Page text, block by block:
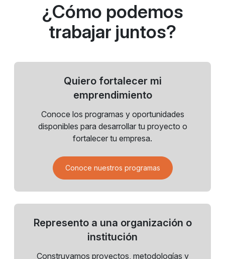
¿Cómo podemos
trabajar juntos?
Quiero fortalecer mi
emprendimiento
Conoce los programas y oportunidades
disponibles para desarrollar tu proyecto o
fortalecer tu empresa.
Conoce nuestros programas
Represento a una organización o
institución
Construyamos proyectos, metodologías y